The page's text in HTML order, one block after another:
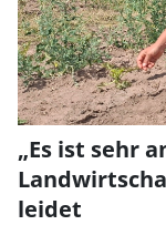
„Es ist sehr
leidet